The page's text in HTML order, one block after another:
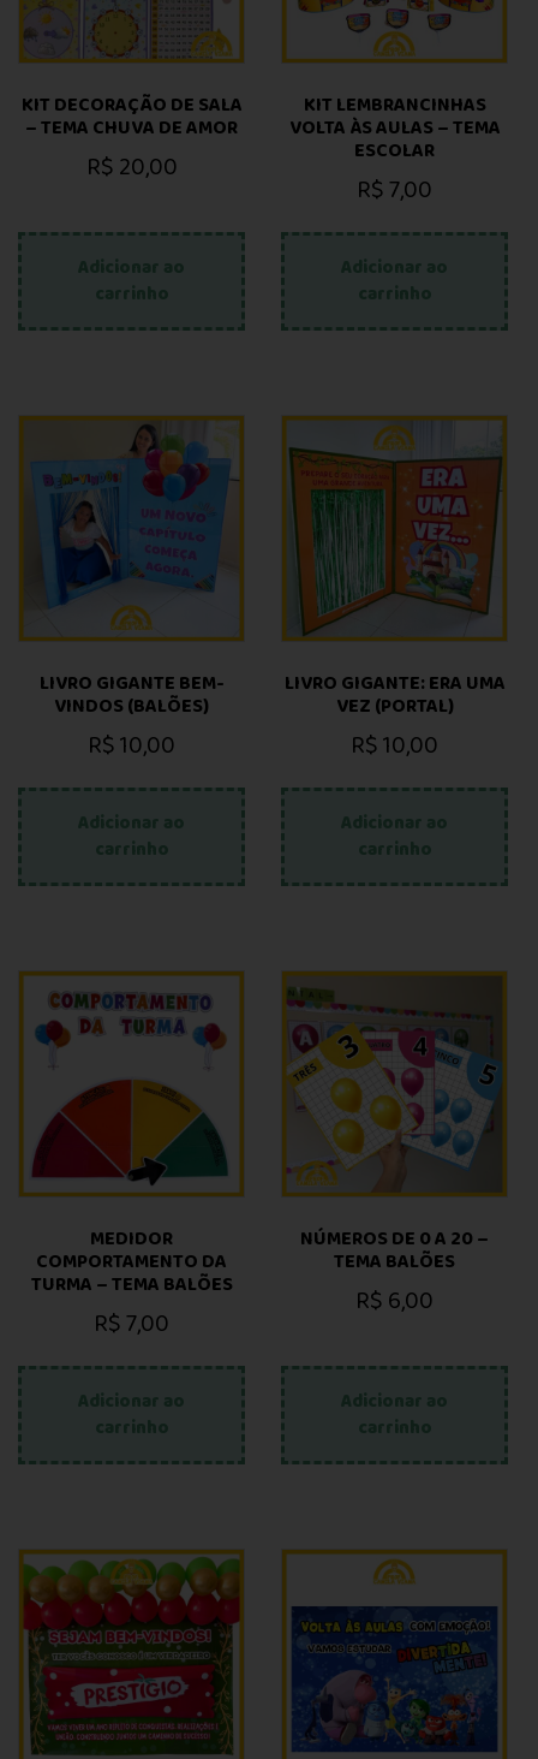
KIT DECORAÇÃO DE SALA
– TEMA CHUVA DE AMOR
R$20,00
Adicionar ao
carrinho
KIT LEMBRANCINHAS
VOLTA ÀS AULAS – TEMA
ESCOLAR
R$7,00
Adicionar ao
carrinho
LIVRO GIGANTE BEM-
VINDOS (BALÕES)
R$10,00
Adicionar ao
carrinho
LIVRO GIGANTE: ERA UMA
VEZ (PORTAL)
R$10,00
Adicionar ao
carrinho
MEDIDOR
COMPORTAMENTO DA
TURMA – TEMA BALÕES
R$7,00
Adicionar ao
carrinho
NÚMEROS DE 0 A 20 –
TEMA BALÕES
R$6,00
Adicionar ao
carrinho